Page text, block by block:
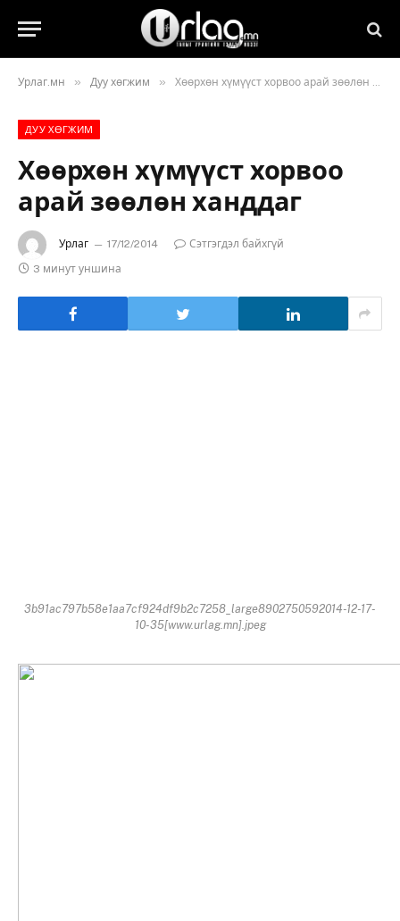
Урлаг.мн » Дуу хөгжим » Хөөрхөн хүмүүст хорвоо арай зөөлөн ханддаг
ДУУ ХӨГЖИМ
Хөөрхөн хүмүүст хорвоо
арай зөөлөн ханддаг
Урлаг 17/12/2014
Сэтгэгдэл байхгүй
3 минут уншина
3b91ac797b58e1aa7cf924df9b2c7258_large8902750592014-12-17-
10-35[www.urlag.mn].jpeg